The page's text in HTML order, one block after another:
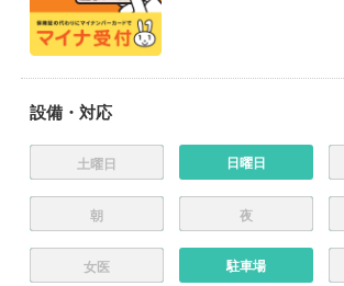
設備・対応
土曜日 日曜日
朝 夜
女医 駐車場